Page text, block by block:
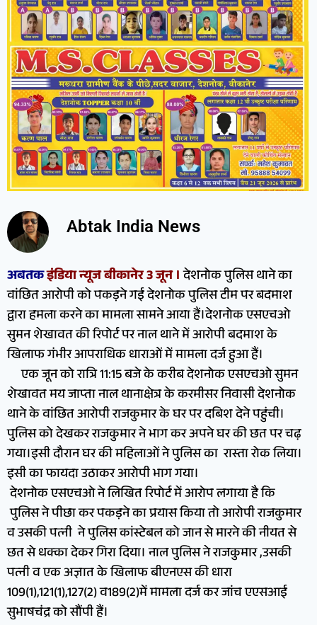
Abtak India News
अबतकइंडिया न्यूज बीकानेर 3 जून ।देशनोक पुलिस थाने का
वांछित आरोपी को पकड़ने गई देशनोक पुलिस टीम पर बदमाश
द्वारा हमला करने का मामला सामने आया हैं।देशनोक एसएचओ
सुमन शेखावत की रिपोर्ट पर नाल थाने में आरोपी बदमाश के
खिलाफ गंभीर आपराधिक धाराओं में मामला दर्ज हुआ हैं।
एक जून को रात्रि 11:15 बजे के करीब देशनोक एसएचओ सुमन
शेखावत मय जाप्ता नाल थानाक्षेत्र के करमीसर निवासी देशनोक
थाने के वांछित आरोपी राजकुमार के घर पर दबिश देने पहुंची।
पुलिस को देखकर राजकुमार ने भाग कर अपने घर की छत पर चढ़
गया।इसी दौरान घर की महिलाओं ने पुलिस का रास्ता रोक लिया।
इसी का फायदा उठाकर आरोपी भाग गया।
देशनोक एसएचओ ने लिखित रिपोर्ट में आरोप लगाया है कि
पुलिस ने पीछा कर पकड़ने का प्रयास किया तो आरोपी राजकुमार
व उसकी पत्नी ने पुलिस कांस्टेबल को जान से मारने की नीयत से
छत से धक्का देकर गिरा दिया। नाल पुलिस ने राजकुमार ,उसकी
पत्नी व एक अज्ञात के खिलाफ बीएनएस की धारा
109(1),121(1),127(2) व189(2)में मामला दर्ज कर जांच एएसआई
सुभाषचंद्र को सौंपी हैं।